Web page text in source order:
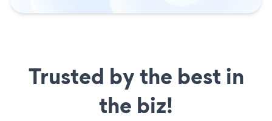
Trusted by the best in
the biz!